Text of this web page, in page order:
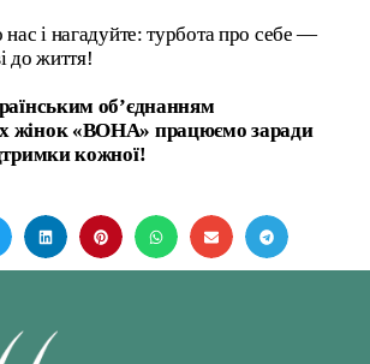
і нагадуйте: турбота про себе —
до життя!
об’єднанням
жінок «ВОНА» працюємо заради
кожної!